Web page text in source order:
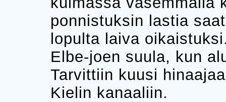
ponnistuksin lastia
lopulta laiva
Elbe-joen suula, kun
Tarvittiin kuusi
Kielin kanaaliin.